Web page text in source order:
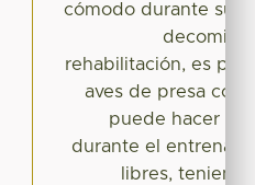
cómodo durante su
rehabilitación, es por
aves de presa con
puede hacer
durante el
libres,